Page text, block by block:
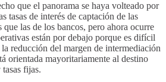
que el panorama se haya volteado por
tasas de interés de captación de las
que las de los bancos, pero ahora ocurre
están por debajo porque es difícil
reducción del margen de intermediación
orientada mayoritariamente al destino
fijas.